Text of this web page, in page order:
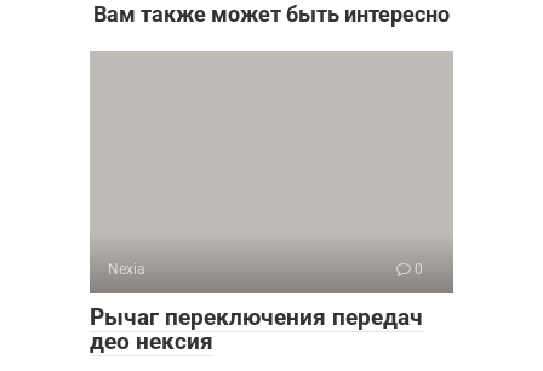
Вам также может быть интересно
Nexia 0
Рычаг переключения передач
део нексия